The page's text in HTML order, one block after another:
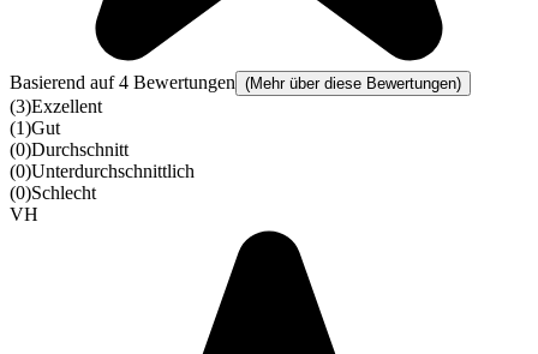
Basierend auf 4 Bewertungen (Mehr über diese Bewertungen)
(3)Exzellent
(1)Gut
(0)Durchschnitt
(0)Unterdurchschnittlich
(0)Schlecht
VH